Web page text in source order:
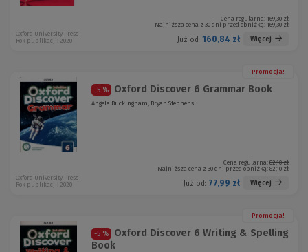
Cena regularna: 169,30 zł
Najniższa cena z 30 dni przed obniżką: 169,30 zł
Już od: 160,84 zł Więcej
Oxford University Press
Rok publikacji: 2020
Promocja!
-5 % Oxford Discover 6 Grammar Book
Angela Buckingham, Bryan Stephens
Cena regularna: 82,10 zł
Najniższa cena z 30 dni przed obniżką: 82,10 zł
Już od: 77,99 zł Więcej
Oxford University Press
Rok publikacji: 2020
Promocja!
-5 %
Oxford Discover 6 Writing & Spelling
Book